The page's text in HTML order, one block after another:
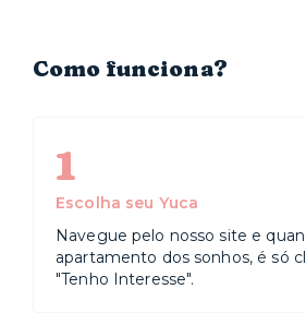
Como funciona?
1
Escolha seu Yuca
Navegue pelo nosso site e
apartamento dos sonhos, é só
"Tenho Interesse".